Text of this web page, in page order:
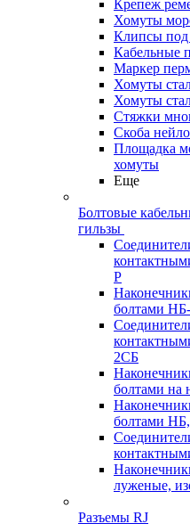
Крепеж
Хомуты
Клипсы под
Кабельные
Маркер
Хомуты
Хомуты
Стяжки
Скоба
Площадка
хомуты
Еще
Болтовые
гильзы
Р
болтами
2СБ
болтами на
болтами
луженые,
Разъемы RJ